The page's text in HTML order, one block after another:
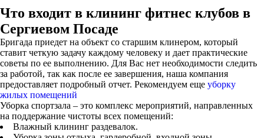
Что входит в клининг фитнес клубов в
Сергиевом Посаде
Бригада приедет на объект со старшим клинером, который
ставит четкую задачу каждому человеку и дает практические
советы по ее выполнению. Для Вас нет необходимости следить
за работой, так как после ее завершения, наша компания
предоставляет подробный отчет. Рекомендуем еще уборку
жилых помещений
Уборка спортзала – это комплекс мероприятий, направленных
на поддержание чистоты всех помещений:
Влажный клининг раздевалок.